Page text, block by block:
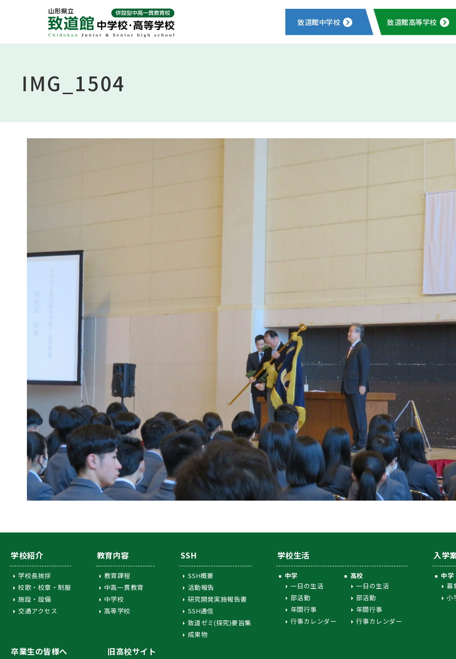
致道館中学校 致道館高等学校
IMG_1504
学校紹介
学校長挨拶
校歌・校章・制服
施設・設備
交通アクセス
教育内容
教育課程
中高一貫教育
中学校
高等学校
SSH
SSH概要
活動報告
研究開発実施報告書
SSH通信
致道ゼミ(探究)要旨集
成果物
学校生活
中学
一日の生活
部活動
年間行事
行事カレンダー
高校
一日の生活
部活動
年間行事
行事カレンダー
入学
中学
募
小
卒業生の皆様へ 旧高校サイト